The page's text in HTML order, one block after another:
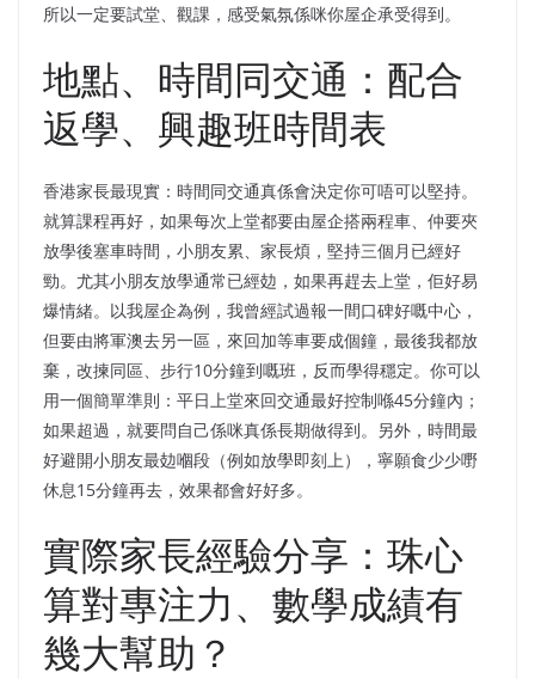
所以一定要試堂、觀課，感受氣氛係咪你屋企承受得到。
地點、時間同交通：配合
返學、興趣班時間表
香港家長最現實：時間同交通真係會決定你可唔可以堅持。
就算課程再好，如果每次上堂都要由屋企搭兩程車、仲要夾
放學後塞車時間，小朋友累、家長煩，堅持三個月已經好
勁。尤其小朋友放學通常已經攰，如果再趕去上堂，佢好易
爆情緒。以我屋企為例，我曾經試過報一間口碑好嘅中心，
但要由將軍澳去另一區，來回加等車要成個鐘，最後我都放
棄，改揀同區、步行10分鐘到嘅班，反而學得穩定。你可以
用一個簡單準則：平日上堂來回交通最好控制喺45分鐘內；
如果超過，就要問自己係咪真係長期做得到。另外，時間最
好避開小朋友最攰嗰段（例如放學即刻上），寧願食少少嘢
休息15分鐘再去，效果都會好好多。
實際家長經驗分享：珠心
算對專注力、數學成績有
幾大幫助？